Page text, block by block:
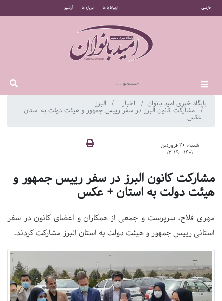
فارسی ارتباط با ما درباره ما آرشیو
پایگاه خبری امید بانوان اخبار البرز
مشارکت کانون البرز در سفر رییس جمهور و هیئت دولت به استان
+ عکس
شنبه، 20 فروردین
1401 - 13:19
مشارکت کانون البرز در سفر رییس جمهور و
هیئت دولت به استان + عکس
مهری فلاح، سرپرست و جمعی از همکاران و اعضای کانون در سفر
استانی رییس جمهور و هیئت دولت به استان البرز مشارکت کردند.